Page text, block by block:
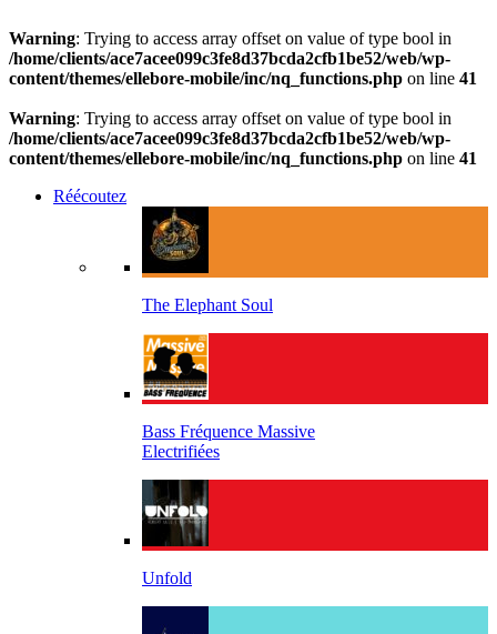
Warning: Trying to access array offset on value of type bool in
/home/clients/ace7acee099c3fe8d37bcda2cfb1be52/web/wp-
content/themes/ellebore-mobile/inc/nq_functions.php on line 41
Warning: Trying to access array offset on value of type bool in
/home/clients/ace7acee099c3fe8d37bcda2cfb1be52/web/wp-
content/themes/ellebore-mobile/inc/nq_functions.php on line 41
Réécoutez
The Elephant Soul
Bass Fréquence Massive
Electrifiées
Unfold